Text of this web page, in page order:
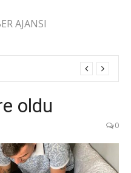
AJANSI
oldu
0